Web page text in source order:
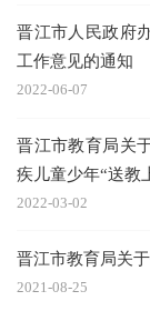
晋江市人民政府
工作意见的通知
2022-06-07
晋江市教育局关
疾儿童少年“送教
2022-03-02
晋江市教育局关
2021-08-25